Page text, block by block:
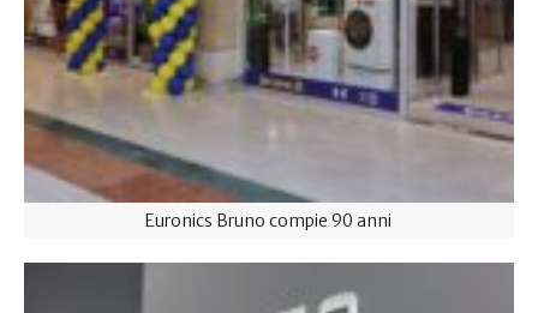
Euronics Bruno compie 90 anni